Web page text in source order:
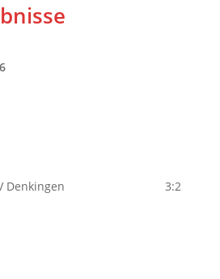
– FSV Denkingen 3:2